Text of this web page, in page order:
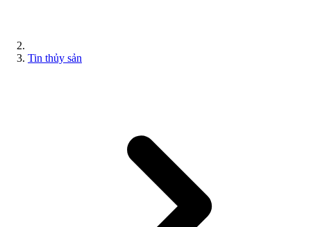
Tin thủy sản